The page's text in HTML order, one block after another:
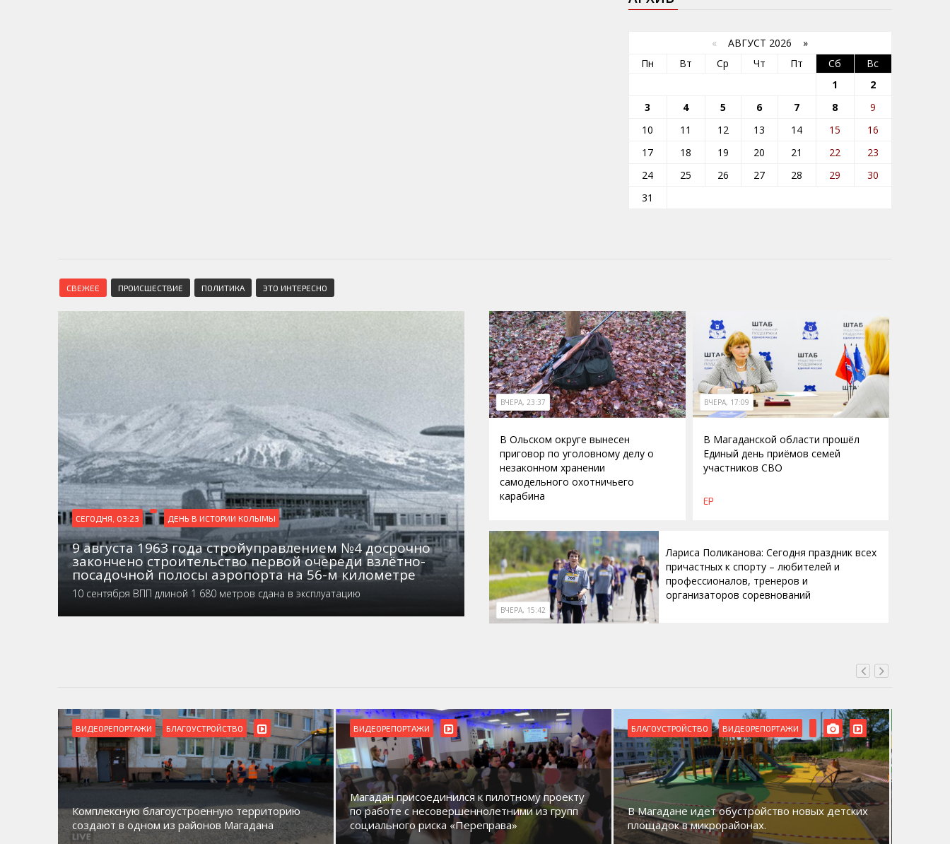
« АВГУСТ 2026 »
Пн
Вт Ср Чт Пт Сб
Вс
1
2
3
4 5 6 7 8
9
10
11 12 13 14 15
16
17
18 19 20 21 22
23
24
25 26 27 28 29
30
31
СВЕЖЕЕ ПРОИСШЕСТВИЕ ПОЛИТИКА ЭТО ИНТЕРЕСНО
СЕГОДНЯ, 03:23 ДЕНЬ В ИСТОРИИ КОЛЫМЫ
9 августа 1963 года стройуправлением №4 досрочно
закончено строительство первой очереди взлётно-
посадочной полосы аэропорта на 56-м километре
10 сентября ВПП длиной 1 680 метров сдана в эксплуатацию
ВЧЕРА, 23:37
В Ольском округе вынесен
приговор по уголовному делу о
незаконном хранении
самодельного охотничьего
карабина
ВЧЕРА, 17:09
В Магаданской области прошёл
Единый день приёмов семей
участников СВО
ЕР
ВЧЕРА, 15:42
Лариса Поликанова: Сегодня праздник всех
причастных к спорту – любителей и
профессионалов, тренеров и
организаторов соревнований
ВИДЕОРЕПОРТАЖИ БЛАГОУСТРОЙСТВО
Комплексную благоустроенную территорию
создают в одном из районов Магадана
ВИДЕОРЕПОРТАЖИ
Магадан присоединился к пилотному проекту
по работе с несовершеннолетними из групп
социального риска «Переправа»
БЛАГОУСТРОЙСТВО ВИДЕОРЕПОРТАЖИ
В Магадане идет обустройство новых детских
площадок в микрорайонах.